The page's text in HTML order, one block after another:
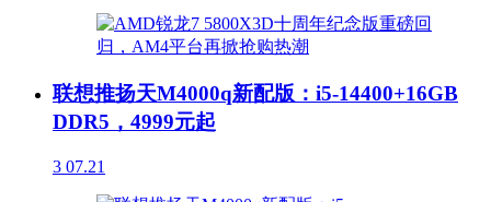
联想推扬天M4000q新配版：i5-14400+16GB
DDR5，4999元起
3 07.21